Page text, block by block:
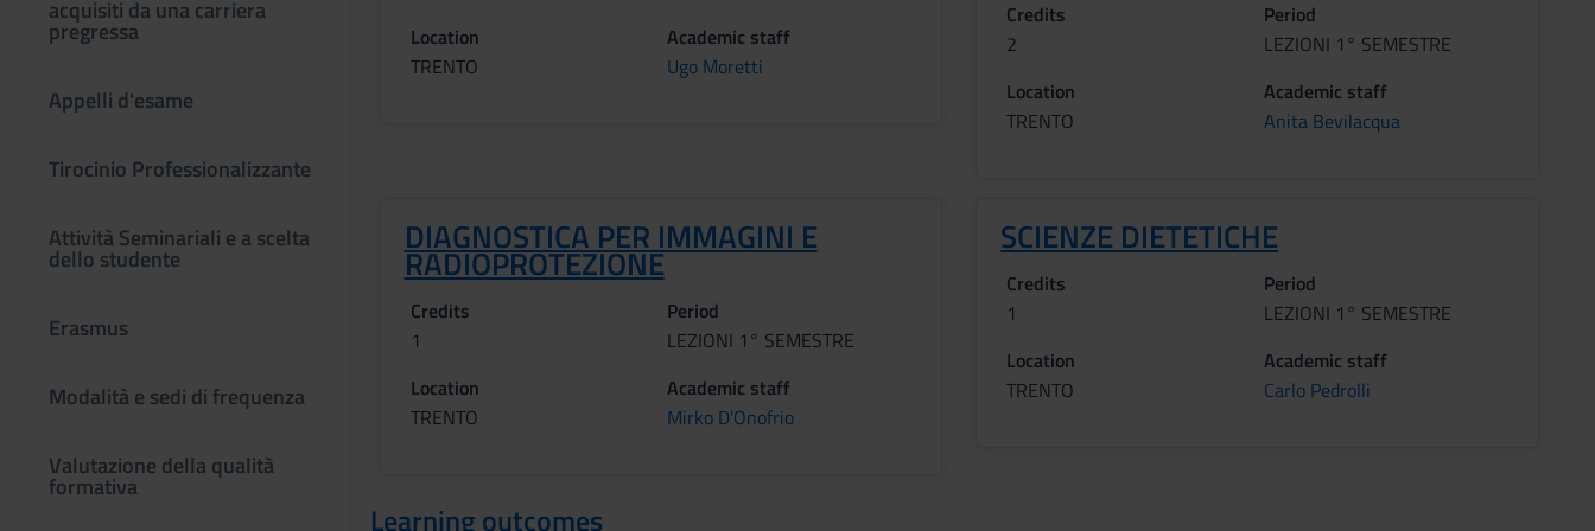
acquisiti da una carriera
pregressa
Appelli d'esame
Tirocinio Professionalizzante
Attività Seminariali e a scelta
dello studente
Erasmus
Modalità e sedi di frequenza
Valutazione della qualità
formativa
Location
TRENTO
Academic staff
Ugo Moretti
Credits
2
Period
LEZIONI 1° SEMESTRE
Location
TRENTO
Academic staff
Anita Bevilacqua
DIAGNOSTICA PER IMMAGINI E
RADIOPROTEZIONE
Credits
1
Period
LEZIONI 1° SEMESTRE
Location
TRENTO
Academic staff
Mirko D'Onofrio
SCIENZE DIETETICHE
Credits
1
Period
LEZIONI 1° SEMESTRE
Location
TRENTO
Academic staff
Carlo Pedrolli
Learning outcomes